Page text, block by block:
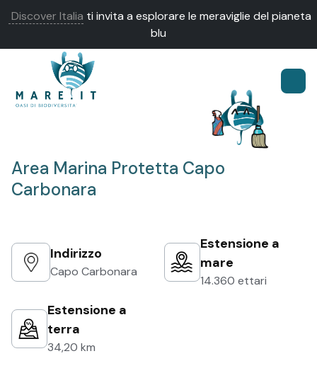
Discover Italia ti invita a esplorare le meraviglie del pianeta
blu
Area Marina Protetta Capo
Carbonara
Indirizzo
Capo Carbonara
Estensione a
mare
14.360 ettari
Estensione a
terra
34,20 km